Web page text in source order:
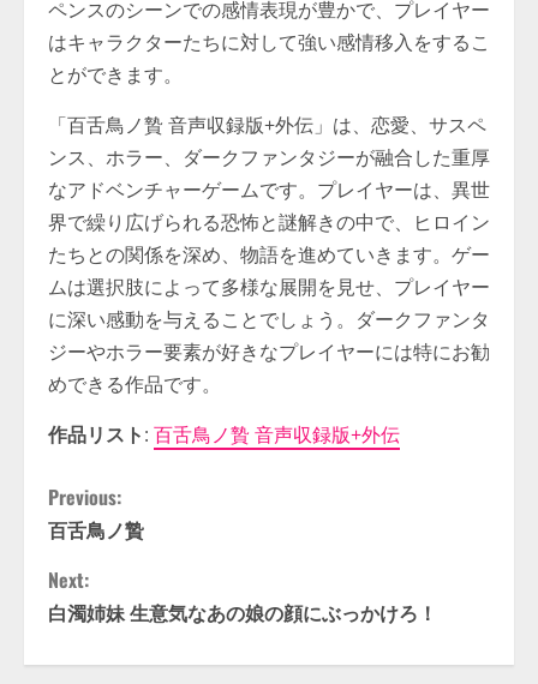
ペンスのシーンでの感情表現が豊かで、プレイヤー
はキャラクターたちに対して強い感情移入をするこ
とができます。
「百舌鳥ノ贄 音声収録版+外伝」は、恋愛、サスペ
ンス、ホラー、ダークファンタジーが融合した重厚
なアドベンチャーゲームです。プレイヤーは、異世
界で繰り広げられる恐怖と謎解きの中で、ヒロイン
たちとの関係を深め、物語を進めていきます。ゲー
ムは選択肢によって多様な展開を見せ、プレイヤー
に深い感動を与えることでしょう。ダークファンタ
ジーやホラー要素が好きなプレイヤーには特にお勧
めできる作品です。
作品リスト: 百舌鳥ノ贄 音声収録版+外伝
C
o
n
t
Previous:
百舌鳥ノ贄
Next:
白濁姉妹 生意気なあの娘の顔にぶっかけろ！